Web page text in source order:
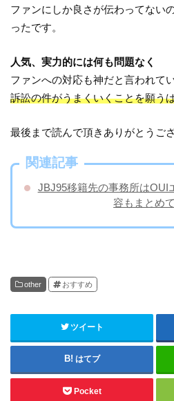
ファンにしか良さが伝わってない
ったです。
人気、実力的には何も問題なく
ファンへの対応も神だと言われて
訴訟の件がうまくいくことを願う
最後まで読んで頂きありがとうご
関連記事
JBJ95移籍先の事務所はOUI
容もまとめ
other おすすめ
ツイート
はてブ
Pocket